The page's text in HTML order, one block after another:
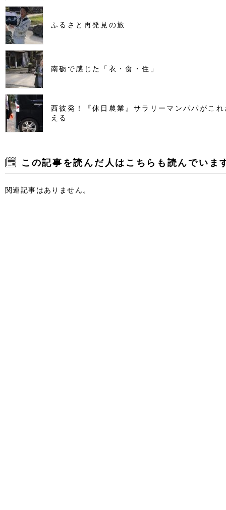
ふるさと再発見の旅
南砺で感じた「衣・食・住」
西彼発！『休日農業』サラリーマンパパがこ
える
この記事を読んだ人はこちらも読んでいま
関連記事はありません。